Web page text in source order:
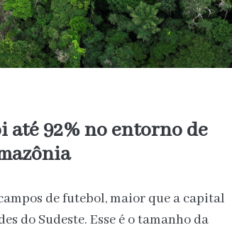
até 92% no entorno de
de futebol, maior que a capital
do Sudeste. Esse é o tamanho da